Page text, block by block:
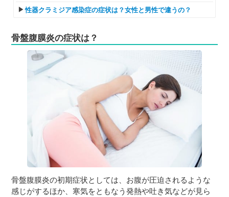
性器クラミジア感染症の症状は？女性と男性で違うの？
骨盤腹膜炎の症状は？
骨盤腹膜炎の初期症状としては、お腹が圧迫されるような
感じがするほか、寒気をともなう発熱や吐き気などが見ら